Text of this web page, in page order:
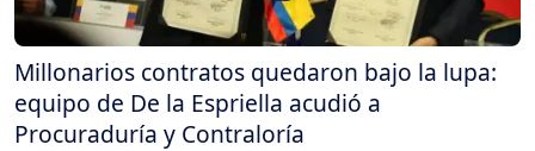
Millonarios contratos quedaron bajo la lupa:
equipo de De la Espriella acudió a
Procuraduría y Contraloría